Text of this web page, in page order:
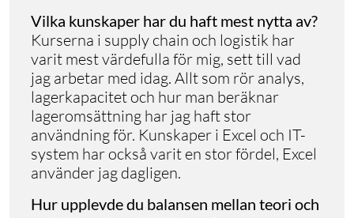
Vilka kunskaper har du haft mest nytta av?
Kurserna i supply chain och logistik har
varit mest värdefulla för mig, sett till vad
jag arbetar med idag. Allt som rör analys,
lagerkapacitet och hur man beräknar
lageromsättning har jag haft stor
användning för. Kunskaper i Excel och IT-
system har också varit en stor fördel, Excel
använder jag dagligen.
Hur upplevde du balansen mellan teori och